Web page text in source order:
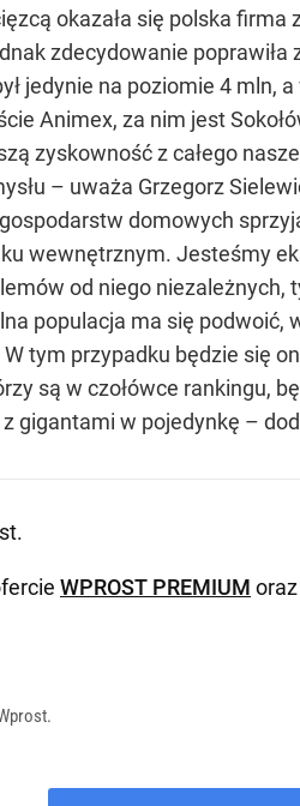
okazała się polska firma
zdecydowanie
jedynie na poziomie 4 mln, a
Animex, za nim jest
zyskowność z całego
– uważa Grzegorz
domowych
wewnętrznym. Jesteśmy
od niego niezależnych,
populacja ma się podwoić,
tym przypadku będzie się
są w czołówce rankingu,
gigantami w pojedynkę –
.
WPROST PREMIUM